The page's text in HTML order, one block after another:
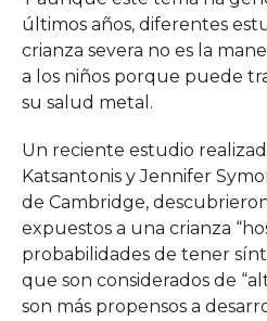
últimos años, diferentes
crianza severa no es la
a los niños porque puede
su salud metal.
Un reciente estudio
Katsantonis y Jennifer
de Cambridge,
expuestos a una crianza
probabilidades de tener
que son considerados de
son más propensos a